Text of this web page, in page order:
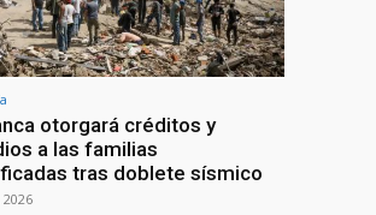
otorgará créditos y
a las familias
tras doblete sísmico